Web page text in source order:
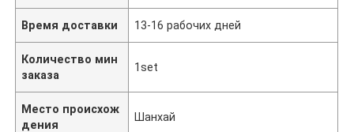
Время доставки 13-16 рабочих дней
Количество мин
заказа
1set
Место происхож
дения
Шанхай